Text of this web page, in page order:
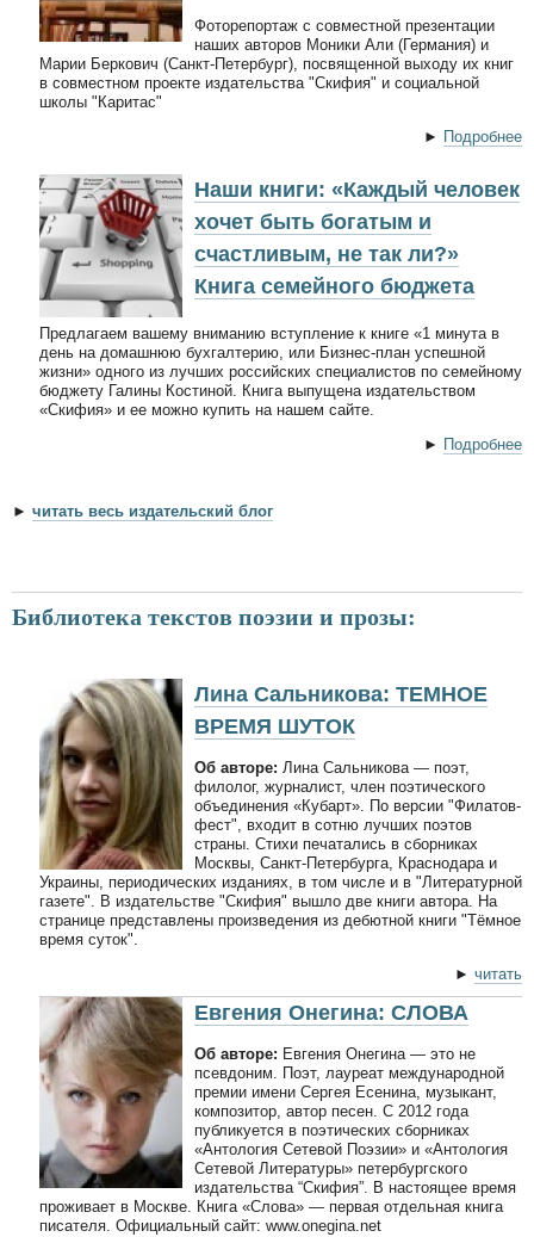
Фоторепортаж с совместной презентации
наших авторов Моники Али (Германия) и
Марии Беркович (Санкт-Петербург), посвященной выходу их книг
в совместном проекте издательства "Скифия" и социальной
школы "Каритас"
► Подробнее
Наши книги: «Каждый человек
хочет быть богатым и
счастливым, не так ли?»
Книга семейного бюджета
Предлагаем вашему вниманию вступление к книге «1 минута в
день на домашнюю бухгалтерию, или Бизнес-план успешной
жизни» одного из лучших российских специалистов по семейному
бюджету Галины Костиной. Книга выпущена издательством
«Скифия» и ее можно купить на нашем сайте.
► Подробнее
► читать весь издательский блог
Библиотека текстов поэзии и прозы:
Лина Сальникова: ТЕМНОЕ
ВРЕМЯ ШУТОК
Об авторе: Лина Сальникова — поэт,
филолог, журналист, член поэтического
объединения «Кубарт». По версии "Филатов-
фест", входит в сотню лучших поэтов
страны. Стихи печатались в сборниках
Москвы, Санкт-Петербурга, Краснодара и
Украины, периодических изданиях, в том числе и в "Литературной
газете". В издательстве "Скифия" вышло две книги автора. На
странице представлены произведения из дебютной книги "Тёмное
время суток".
► читать
Евгения Онегина: СЛОВА
Об авторе: Евгения Онегина — это не
псевдоним. Поэт, лауреат международной
премии имени Сергея Есенина, музыкант,
композитор, автор песен. С 2012 года
публикуется в поэтических сборниках
«Антология Сетевой Поэзии» и «Антология
Сетевой Литературы» петербургского
издательства “Скифия”. В настоящее время
проживает в Москве. Книга «Слова» — первая отдельная книга
писателя. Официальный сайт: www.onegina.net